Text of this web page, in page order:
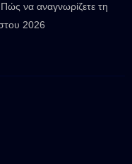
να αναγνωρίζετε τη
2026